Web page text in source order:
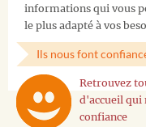
informations qui vous
le plus adapté à vos
Ils nous font
Retrouvez
d'accueil qui
confiance